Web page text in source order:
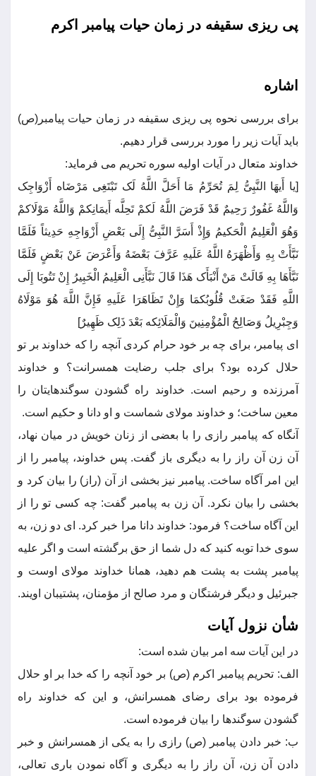
پی ریزی سقیفه در زمان حیات پیامبر اکرم
اشاره
برای بررسی نحوه پی ریزی سقیفه در زمان حیات پیامبر(ص)
باید آیات زیر را مورد بررسی قرار دهیم.
خداوند متعال در آیات اولیه سوره تحریم می فرماید:
[یا أَیهَا النَّبِیُّ لِمَ تُحَرِّمُ مَا أَحَلَّ اللَّهُ لَک تَبْتَغِی مَرْضَاه أَزْوَاجِک
وَاللَّهُ غَفُورٌ رَحِیمٌ قَدْ فَرَضَ اللَّهُ لَکمْ تَحِلَّه أَیمَانِکمْ وَاللَّهُ مَوْلَاکمْ
وَهُوَ الْعَلِیمُ الْحَکیمُ وَإِذْ أَسَرَّ النَّبِیُّ إِلَی بَعْضِ أَزْوَاجِهِ حَدِیثاً فَلَمَّا
نَبَّأَتْ بِهِ وَأَظْهَرَهُ اللَّهُ عَلَیهِ عَرَّفَ بَعْضَهُ وَأَعْرَضَ عَنْ بَعْضٍ فَلَمَّا
نَبَّأَهَا بِهِ قَالَتْ مَنْ أَنْبَأَک هَذَا قَالَ نَبَّأَنِی الْعَلِیمُ الْخَبِیرُ إِنْ تَتُوبَا إِلَی
اللَّهِ فَقَدْ صَغَتْ قُلُوبُکمَا وَإِنْ تَظَاهَرَا عَلَیهِ فَإِنَّ اللَّهَ هُوَ مَوْلَاهُ
وَجِبْرِیلُ وَصَالِحُ الْمُؤْمِنِینَ وَالْمَلَائِکه بَعْدَ ذَلِک ظَهِیرٌ]
ای پیامبر، برای چه بر خود حرام کردی آنچه را که خداوند بر تو
حلال کرده بود؟ برای جلب رضایت همسرانت؟ و خداوند
آمرزنده و رحیم است. خداوند راه گشودن سوگندهایتان را
معین ساخت؛ و خداوند مولای شماست و او دانا و حکیم است.
آنگاه که پیامبر رازی را با بعضی از زنان خویش در میان نهاد،
آن زن آن راز را به دیگری باز گفت. پس خداوند، پیامبر را از
این امر آگاه ساخت. پیامبر نیز بخشی از آن (راز) را بیان کرد و
بخشی را بیان نکرد. آن زن به پیامبر گفت: چه کسی تو را از
این آگاه ساخت؟ فرمود: خداوند دانا مرا خبر کرد. ای دو زن، به
سوی خدا توبه کنید که دل شما از حق برگشته است و اگر علیه
پیامبر پشت به پشت هم دهید، همانا خداوند مولای اوست و
جبرئیل و دیگر فرشتگان و مرد صالح از مؤمنان، پشتیبان اویند.
شأن نزول آیات
در این آیات سه امر بیان شده است:
الف: تحریم پیامبر اکرم (ص) بر خود آنچه را که خدا بر او حلال
فرموده بود برای رضای همسرانش، و این که خداوند راه
گشودن سوگندها را بیان فرموده است.
ب: خبر دادن پیامبر (ص) رازی را به یکی از همسرانش و خبر
دادن آن زن، آن راز را به دیگری و آگاه نمودن باری تعالی،